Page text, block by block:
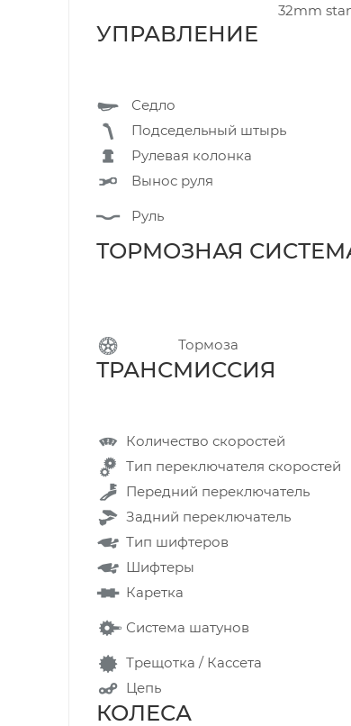
32mm
УПРАВЛЕНИЕ
Седло
Подседельный штырь
Рулевая колонка
Вынос руля
Руль
ТОРМОЗНАЯ
Тормоза
Количество скоростей
Тип переключателя скоростей
Передний переключатель
Задний переключатель
Тип шифтеров
Шифтеры
Каретка
Система шатунов
Трещотка / Кассета
Цепь